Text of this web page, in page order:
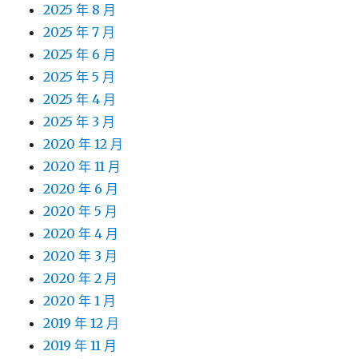
2025 年 8 月
2025 年 7 月
2025 年 6 月
2025 年 5 月
2025 年 4 月
2025 年 3 月
2020 年 12 月
2020 年 11 月
2020 年 6 月
2020 年 5 月
2020 年 4 月
2020 年 3 月
2020 年 2 月
2020 年 1 月
2019 年 12 月
2019 年 11 月